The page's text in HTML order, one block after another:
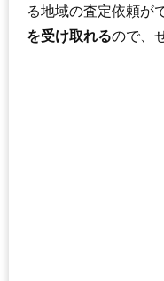
住所 神奈川県横浜
交通 六浦駅（13分
る地域の査定依頼が
を受け取れるので、